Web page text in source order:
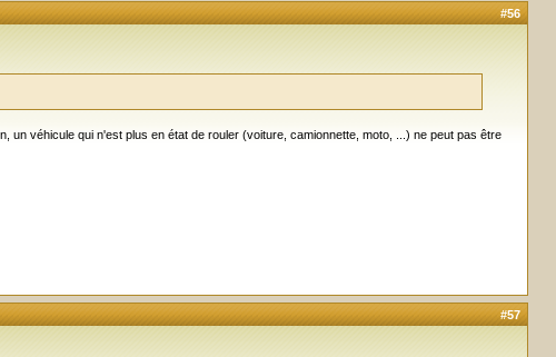
#56
un véhicule qui n'est plus en état de rouler (voiture, camionnette, moto, ...) ne peut pas être
#57